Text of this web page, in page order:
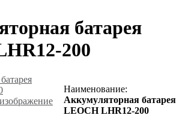
батарея
200
Наименование:
Аккумуляторная батарея
LEOCH LHR12-200